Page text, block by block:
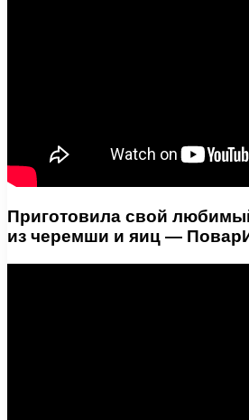
Приготовила свой
из черемши и яиц —